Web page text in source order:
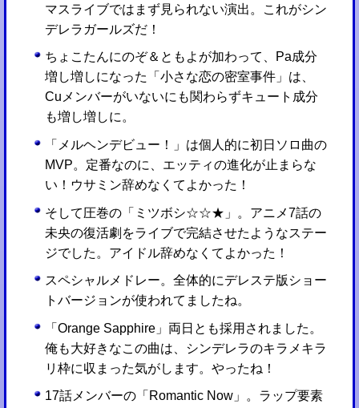
マスライブではまず見られない演出。これがシン
デレラガールズだ！
ちょこたんにのぞ＆ともよが加わって、Pa成分
増し増しになった「小さな恋の密室事件」は、
Cuメンバーがいないにも関わらずキュート成分
も増し増しに。
「メルヘンデビュー！」は個人的に初日ソロ曲の
MVP。定番なのに、エッティの進化が止まらな
い！ウサミン辞めなくてよかった！
そして圧巻の「ミツボシ☆☆★」。アニメ7話の
未央の復活劇をライブで完結させたようなステー
ジでした。アイドル辞めなくてよかった！
スペシャルメドレー。全体的にデレステ版ショー
トバージョンが使われてましたね。
「Orange Sapphire」両日とも採用されました。
俺も大好きなこの曲は、シンデレラのキラメキラ
リ枠に収まった気がします。やったね！
17話メンバーの「Romantic Now」。ラップ要素